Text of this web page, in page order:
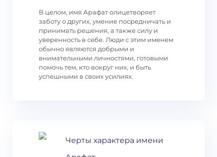
В целом, имя Арафат олицетворяет
заботу о других, умение посредничать и
принимать решения, а также силу и
уверенность в себе. Люди с этим именем
обычно являются добрыми и
внимательными личностями, готовыми
помочь тем, кто вокруг них, и быть
успешными в своих усилиях.
Черты характера имени